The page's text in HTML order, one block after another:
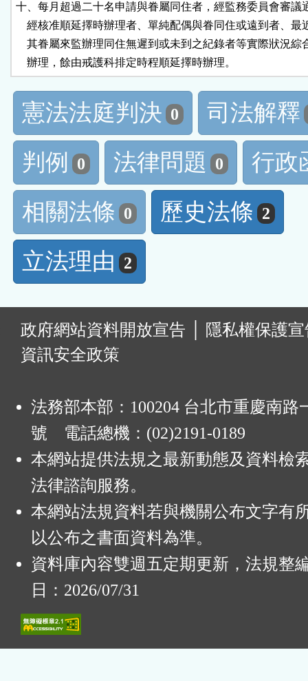
十、每月超過二十名申請與眷屬同住者，經監務委員會審議
經核准順延擇時辦理者、單純配偶與眷同住或遠到者、最
其眷屬來監辦理同住無遲到或未到之紀錄者等實際狀況綜
    辦理，餘由戒護科排定時程順延擇時辦理。
憲法法庭判決 0
司法解釋
判例
0 法律問題 0
行政
相關法條 0 歷史法條 2
立法理由 2
政府網站資料開放宣告
隱私權保護
資訊安全政策
法務部本部：100204 台北市重慶南路
號 電話總機：(02)2191-0189
本網站提供法規之最新動態及資料檢
法律諮詢服務。
本網站法規資料若與機關公布文字有
以公布之書面資料為準。
資料庫內容雙週五定期更新，法規整
日：2026/07/31